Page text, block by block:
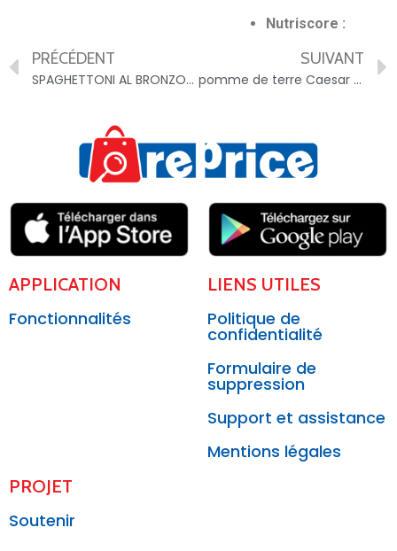
Nutriscore :
PRÉCÉDENT
SPAGHETTONI AL BRONZO- P?tes alimentaires de qualit? sup?rieure 400G – 8076809580823
SUIVANT
pomme de terre Caesar – 3250391993345
APPLICATION
Fonctionnalités
LIENS UTILES
Politique de
confidentialité
Formulaire de
suppression
Support et assistance
Mentions légales
PROJET
Soutenir